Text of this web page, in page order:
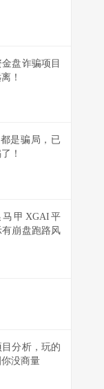
盘诈骗项目
！
是骗局，已
！
甲XGAI平
崩盘跑路风
分析，玩的
没商量